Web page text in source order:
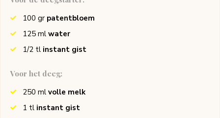
100 gr patentbloem
125 ml water
1/2 tl instant gist
Voor het deeg:
250 ml volle melk
1 tl instant gist